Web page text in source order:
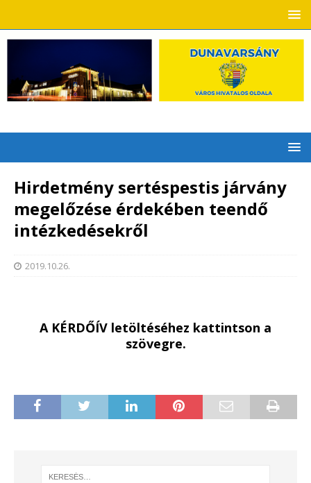
Hirdetmény sertéspestis járvány
megelőzése érdekében teendő
intézkedésekről
2019.10.26.
A KÉRDŐÍV letöltéséhez kattintson a
szövegre.